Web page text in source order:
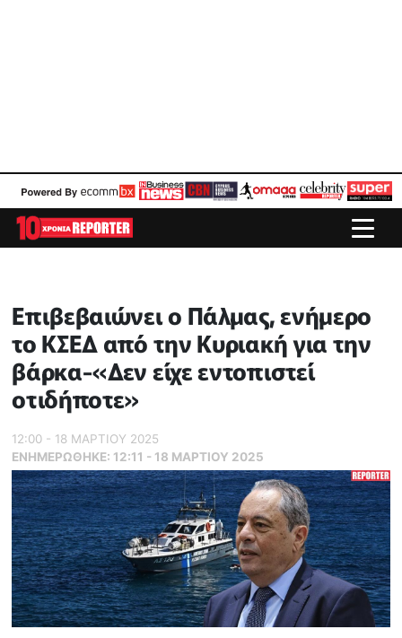
Επιβεβαιώνει ο Πάλμας, ενήμερο
το ΚΣΕΔ από την Κυριακή για την
βάρκα-«Δεν είχε εντοπιστεί
οτιδήποτε»
12:00 - 18 ΜΑΡΤΙΟΥ 2025
ΕΝΗΜΕΡΏΘΗΚΕ: 12:11 - 18 ΜΑΡΤΙΟΥ 2025